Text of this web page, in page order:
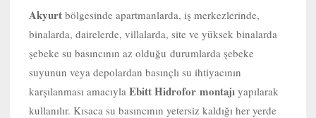
Akyurt bölgesinde apartmanlarda, iş merkezlerinde,
binalarda, dairelerde, villalarda, site ve yüksek binalarda
şebeke su basıncının az olduğu durumlarda şebeke
suyunun veya depolardan basınçlı su ihtiyacının
karşılanması amacıyla Ebitt Hidrofor montajı yapılarak
kullanılır. Kısaca su basıncının yetersiz kaldığı her yerde